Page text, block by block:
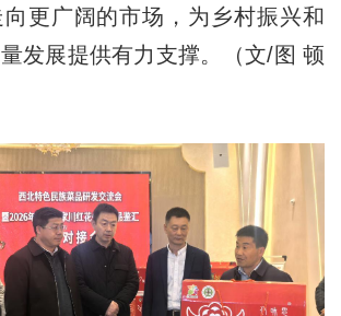
更广阔的市场，为乡村振兴和
发展提供有力支撑。（文/图 顿